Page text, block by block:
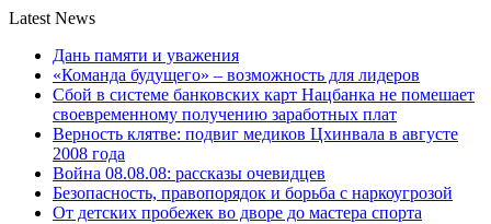
Latest News
Дань памяти и уважения
«Команда будущего» – возможность для лидеров
Сбой в системе банковских карт Нацбанка не помешает
своевременному получению заработных плат
Верность клятве: подвиг медиков Цхинвала в августе
2008 года
Война 08.08.08: рассказы очевидцев
Безопасность, правопорядок и борьба с наркоугрозой
От детских пробежек во дворе до мастера спорта